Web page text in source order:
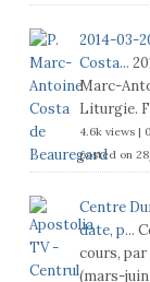
2014-03-
Costa...
Marc-
Liturgie.
4.6k views|
posted on
Centre
date, p...
cours, par
(mars-juin